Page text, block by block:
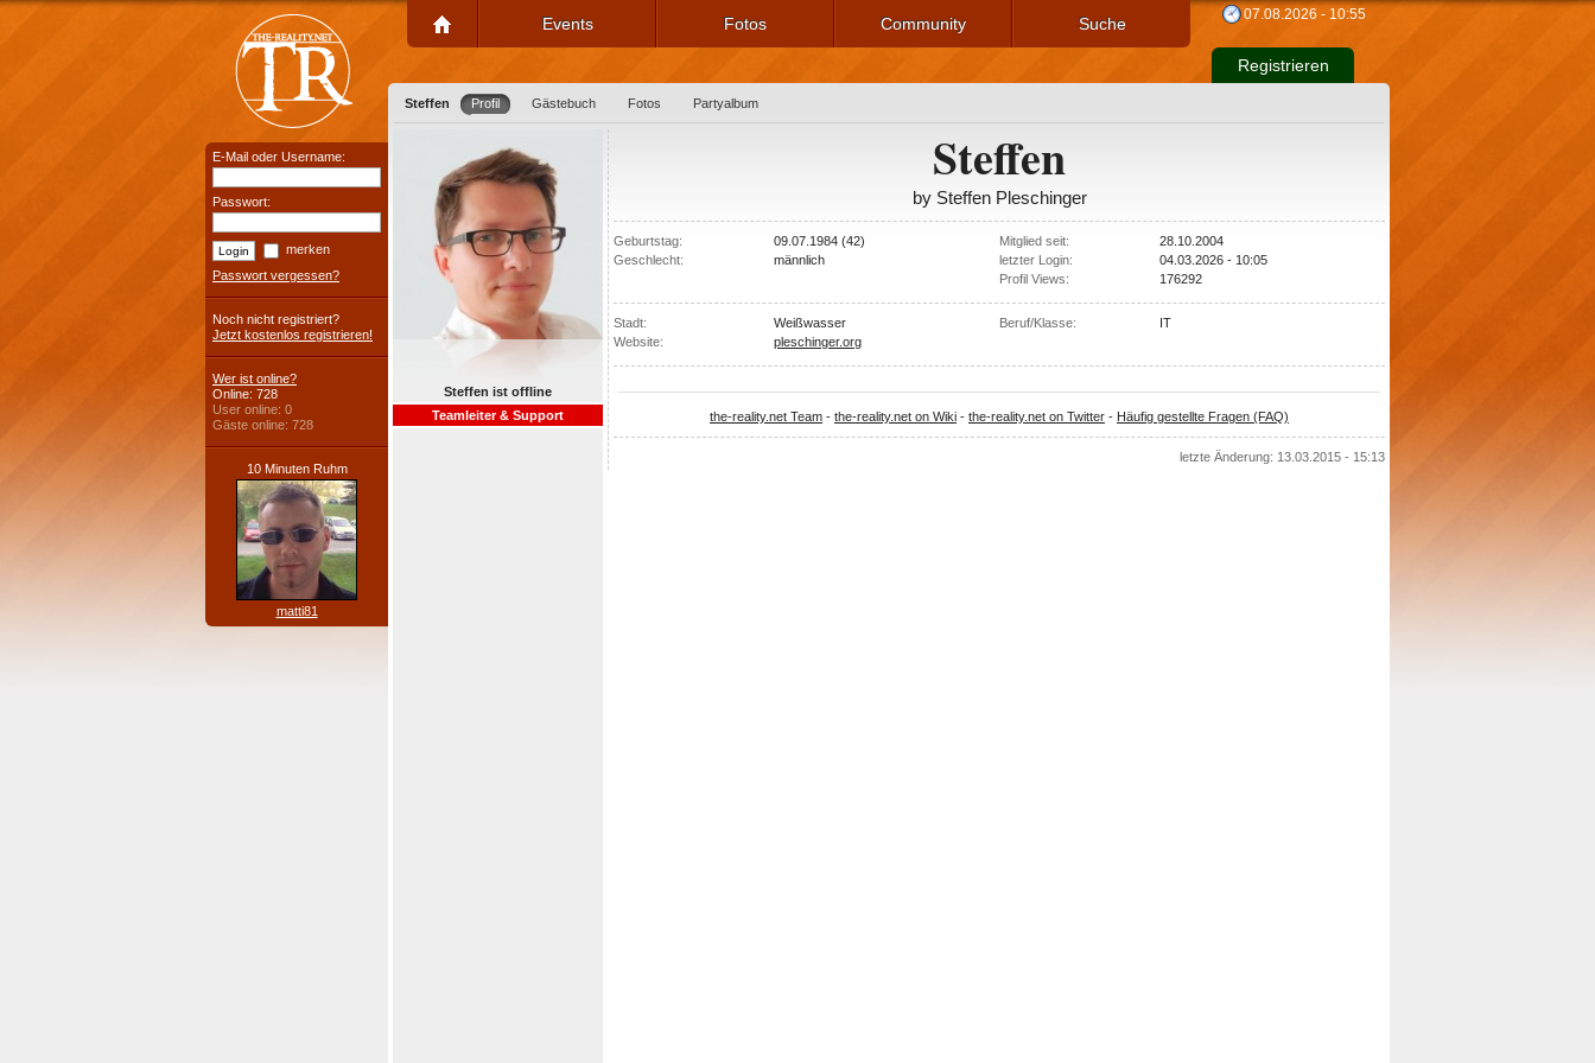
Events Fotos Community Suche 07.08.2026 - 10:55
Registrieren
Steffen Profil Gästebuch Fotos Partyalbum
Steffen ist offline
Teamleiter & Support
Steffen
by Steffen Pleschinger
Geburtstag: 09.07.1984 (42) Mitglied seit:
28.10.2004
Geschlecht:
männlich letzter Login:
04.03.2026 - 10:05
Profil Views:
176292
Stadt: Weißwasser Beruf/Klasse:
IT
Website:
pleschinger.org
the-reality.net Team - the-reality.net on Wiki - the-reality.net on Twitter - Häufig gestellte Fragen (FAQ)
letzte Änderung: 13.03.2015 - 15:13
E-Mail oder Username:
Passwort:
merken
Passwort vergessen?
Noch nicht registriert?
Jetzt kostenlos registrieren!
Wer ist online?
Online: 728
User online: 0
Gäste online: 728
10 Minuten Ruhm
matti81